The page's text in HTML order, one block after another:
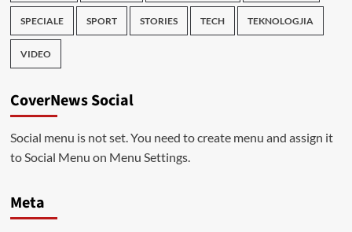
SPECIALE SPORT STORIES TECH TEKNOLOGJIA
VIDEO
CoverNews Social
Social menu is not set. You need to create menu and assign it
to Social Menu on Menu Settings.
Meta